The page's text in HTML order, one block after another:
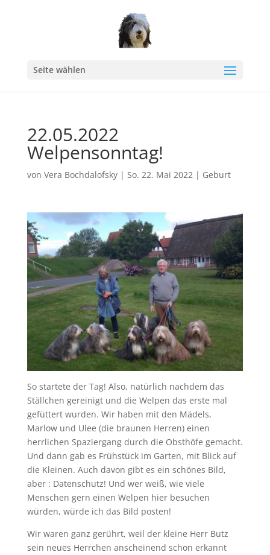
Seite wählen
22.05.2022
Welpensonntag!
von Vera Bochdalofsky| So. 22. Mai 2022| Geburt
So startete der Tag! Also, natürlich nachdem das
Ställchen gereinigt und die Welpen das erste mal
gefüttert wurden. Wir haben mit den Mädels,
Marlow und Ulee (die braunen Herren) einen
herrlichen Spaziergang durch die Obsthöfe gemacht.
Und dann gab es Frühstück im Garten, mit Blick auf
die Kleinen. Auch davon gibt es ein schönes Bild,
aber : Datenschutz! Und wer weiß, wie viele
Menschen gern einen Welpen hier besuchen
würden, würde ich das Bild posten!
Wir waren ganz gerührt, weil der kleine Herr Butz
sein neues Herrchen anscheinend schon erkannt